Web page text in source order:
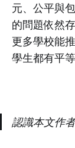
元、公平與
的問題依然
更多學校能
學生都有平
認識本文作